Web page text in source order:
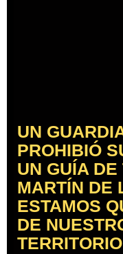
UN
PROHIBIÓ
UN GUÍA
MARTÍN DE
ESTAMOS
DE